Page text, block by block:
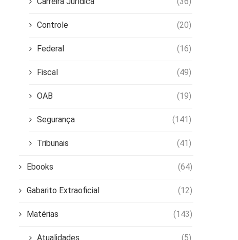
Controle (20)
Federal (16)
Fiscal (49)
OAB (19)
Segurança (141)
Tribunais (41)
Ebooks (64)
Gabarito Extraoficial (12)
Matérias (143)
Atualidades (5)